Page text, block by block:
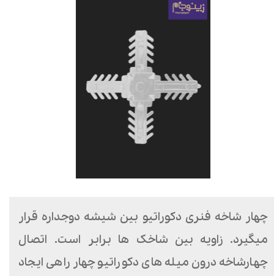
چهار شاخه فنری دکوراتیو بین شیشه دوجداره قرار
میگیرد. زاویه بین شاخک ها برابر است. اتصال
چهارشاخه درون میله های دکوراتیو چهار راهی ایجاد